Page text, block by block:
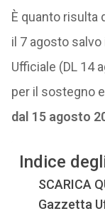
È quanto risulta
il 7 agosto
Ufficiale (DL 14
per il sostegno
dal 15 agosto
Indice
SCARICA
Gazzetta